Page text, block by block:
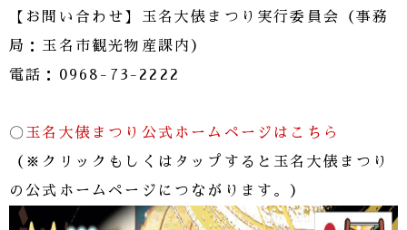
【お問い合わせ】玉名大俵まつり実行委員会（事務
局：玉名市観光物産課内）
電話：0968-73-2222
〇 玉名大俵まつり公式ホームページはこちら
（※クリックもしくはタップすると玉名大俵まつり
の公式ホームページにつながります。）